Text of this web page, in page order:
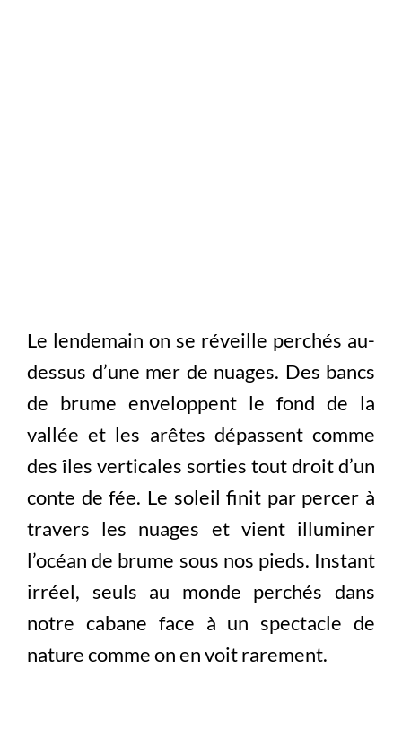
Le lendemain on se réveille perchés au-
dessus d’une mer de nuages. Des bancs
de brume enveloppent le fond de la
vallée et les arêtes dépassent comme
des îles verticales sorties tout droit d’un
conte de fée. Le soleil finit par percer à
travers les nuages et vient illuminer
l’océan de brume sous nos pieds. Instant
irréel, seuls au monde perchés dans
notre cabane face à un spectacle de
nature comme on en voit rarement.